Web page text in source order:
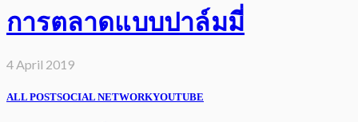
การตลาดแบบปาล์มมี่
4 April 2019
ALL POSTSOCIAL NETWORKYOUTUBE